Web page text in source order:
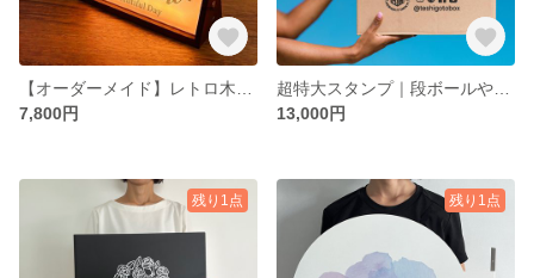
7,800円
13,000円
残り1点 残り1点